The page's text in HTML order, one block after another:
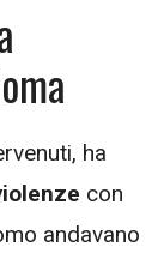
ha
con
andavano